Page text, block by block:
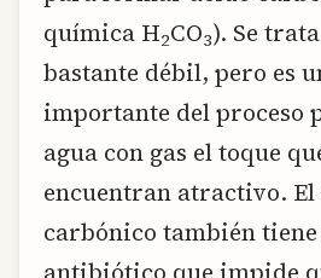
química H2CO3). Se
bastante débil, pero es
importante del proceso
agua con gas el toque
encuentran atractivo. El
carbónico también